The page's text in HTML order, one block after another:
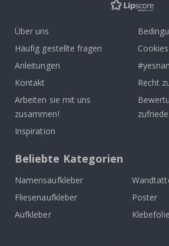
Über uns
Häufig gestellte fragen
Anleitungen
Kontakt
Arbeiten sie mit uns
zusammen!
Inspiration
Cookies
Recht
Beliebte Kategorien
Namensaufkleber
Fliesenaufkleber
Poster
Aufkleber
Klebefolie